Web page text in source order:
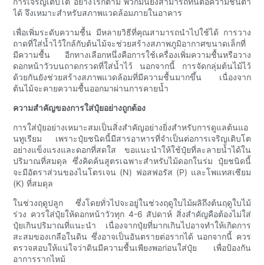
ได้ จึงเหมาะสำหรับสภาพแวดล้อมภายในอาคาร
เพื่อเพิ่มระดับความชื้น มีหลายวิธีที่คุณสามารถนำไปใช้ได้ การวาง
ถาดที่ใส่น้ำไว้ใกล้กับต้นไม้จะช่วยสร้างสภาพภูมิอากาศขนาดเล็กที่
มีความชื้น อีกทางเลือกหนึ่งคือการใช้เครื่องเพิ่มความชื้นหรือวาง
ดอกหน้าวัวบนถาดกรวดที่ใส่น้ำไว้ นอกจากนี้ การจัดกลุ่มต้นไม้ไว้
ด้วยกันยังช่วยสร้างสภาพแวดล้อมที่มีความชื้นมากขึ้น เนื่องจาก
ต้นไม้จะคายความชื้นออกมาผ่านการคายน้ำ
ความสำคัญของการใส่ปุ๋ยอย่างถูกต้อง
การใส่ปุ๋ยอย่างเหมาะสมเป็นสิ่งสำคัญอย่างยิ่งสำหรับการดูแลต้นแอ
นทูเรียม เพราะปุ๋ยชนิดนี้มีสารอาหารที่จำเป็นต่อการเจริญเติบโต
อย่างแข็งแรงและดอกที่สดใส ขอแนะนำให้ใช้ปุ๋ยที่ละลายน้ำได้ใน
ปริมาณที่สมดุล ซึ่งคิดค้นสูตรเฉพาะสำหรับไม้ดอกในร่ม ปุ๋ยชนิดนี้
จะมีอัตราส่วนของไนโตรเจน (N) ฟอสฟอรัส (P) และโพแทสเซียม
(K) ที่สมดุล
ในช่วงฤดูปลูก ซึ่งโดยทั่วไปจะอยู่ในช่วงฤดูใบไม้ผลิถึงต้นฤดูใบไม้
ร่วง ควรใส่ปุ๋ยให้ดอกหน้าวัวทุก 4-6 สัปดาห์ สิ่งสำคัญคือต้องไม่ใส่
ปุ๋ยเกินปริมาณที่แนะนำ เนื่องจากปุ๋ยที่มากเกินไปอาจทำให้เกิดการ
สะสมของเกลือในดิน ซึ่งอาจเป็นอันตรายต่อรากได้ นอกจากนี้ ควร
ตรวจสอบให้แน่ใจว่าดินมีความชื้นเพียงพอก่อนใส่ปุ๋ย เพื่อป้องกัน
อาการรากไหม้